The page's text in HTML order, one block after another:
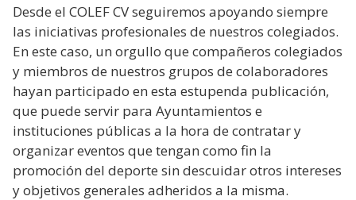
Desde el COLEF CV seguiremos apoyando siempre
las iniciativas profesionales de nuestros colegiados.
En este caso, un orgullo que compañeros colegiados
y miembros de nuestros grupos de colaboradores
hayan participado en esta estupenda publicación,
que puede servir para Ayuntamientos e
instituciones públicas a la hora de contratar y
organizar eventos que tengan como fin la
promoción del deporte sin descuidar otros intereses
y objetivos generales adheridos a la misma.